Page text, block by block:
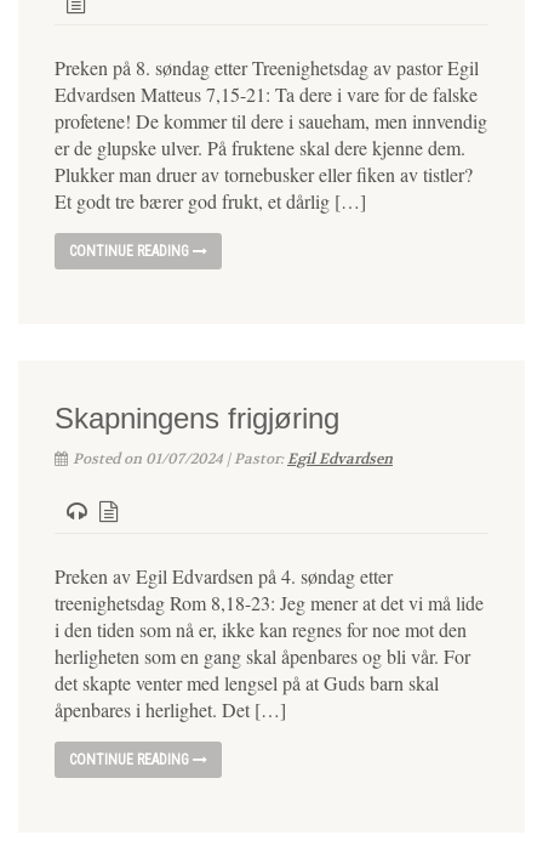
Preken på 8. søndag etter Treenighetsdag av pastor Egil
Edvardsen Matteus 7,15-21: Ta dere i vare for de falske
profetene! De kommer til dere i saueham, men innvendig
er de glupske ulver. På fruktene skal dere kjenne dem.
Plukker man druer av tornebusker eller fiken av tistler?
Et godt tre bærer god frukt, et dårlig […]
CONTINUE READING
Skapningens frigjøring
Posted on 01/07/2024 | Pastor:Egil Edvardsen
Preken av Egil Edvardsen på 4. søndag etter
treenighetsdag Rom 8,18-23: Jeg mener at det vi må lide
i den tiden som nå er, ikke kan regnes for noe mot den
herligheten som en gang skal åpenbares og bli vår. For
det skapte venter med lengsel på at Guds barn skal
åpenbares i herlighet. Det […]
CONTINUE READING